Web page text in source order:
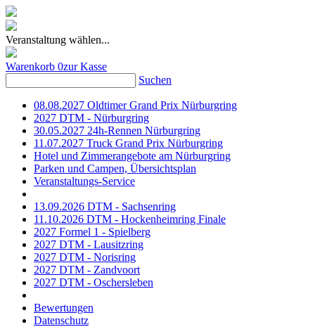
Veranstaltung wählen...
Warenkorb 0zur Kasse
Suchen
08.08.2027 Oldtimer Grand Prix Nürburgring
2027 DTM - Nürburgring
30.05.2027 24h-Rennen Nürburgring
11.07.2027 Truck Grand Prix Nürburgring
Hotel und Zimmerangebote am Nürburgring
Parken und Campen, Übersichtsplan
Veranstaltungs-Service
13.09.2026 DTM - Sachsenring
11.10.2026 DTM - Hockenheimring Finale
2027 Formel 1 - Spielberg
2027 DTM - Lausitzring
2027 DTM - Norisring
2027 DTM - Zandvoort
2027 DTM - Oschersleben
Bewertungen
Datenschutz